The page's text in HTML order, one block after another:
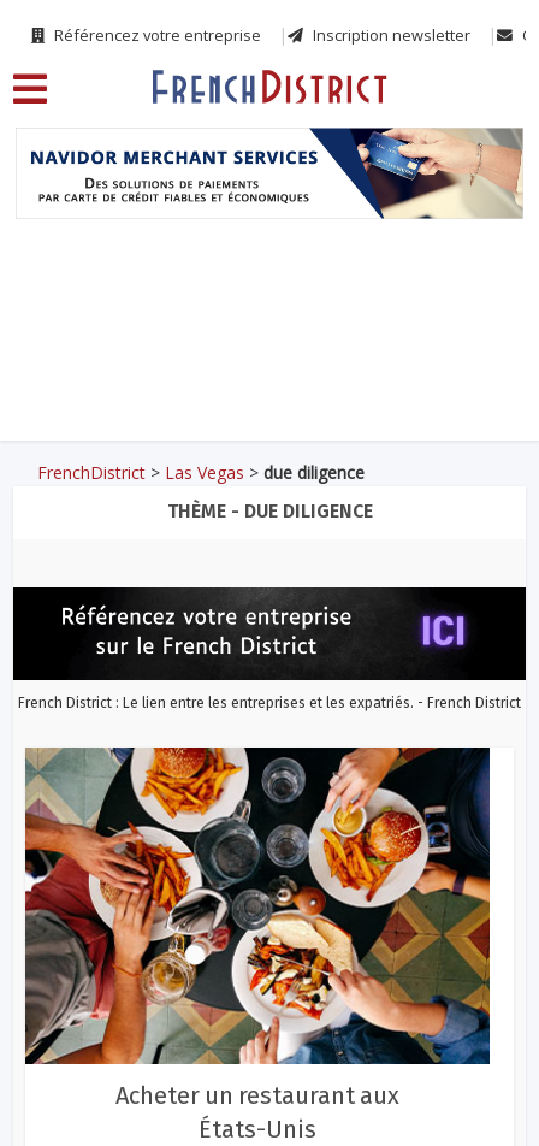
Référencez votre entreprise Inscription newsletter
FrenchDistrict > Las Vegas >due diligence
THÈME - DUE DILIGENCE
French District : Le lien entre les entreprises et les expatriés. - French District
Acheter un restaurant aux
États-Unis